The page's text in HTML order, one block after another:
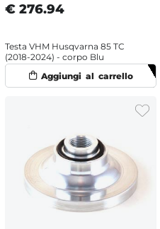
€ 276.94
Testa VHM Husqvarna 85 TC
(2018-2024) - corpo Blu